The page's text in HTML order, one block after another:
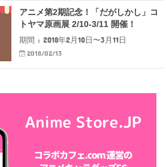
アニメ第2期記念！「だがしかし」コ
トヤマ原画展 2/10-3/11 開催！
期間 : 2018年2月10日〜3月11日
2018/02/13